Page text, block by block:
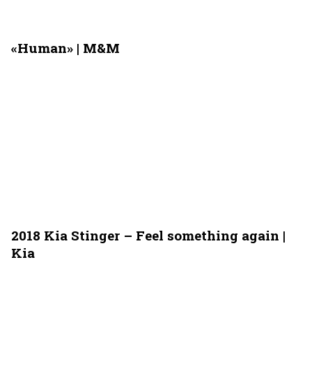
«Human» | M&M
2018 Kia Stinger – Feel something again |
Kia